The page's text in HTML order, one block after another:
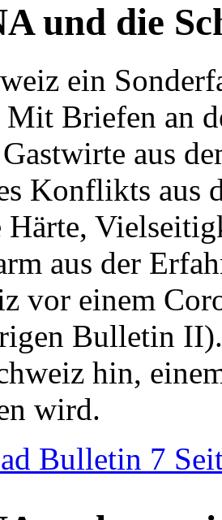
und die
ein
Briefen an
aus
Konflikts aus
Härte,
aus der
vor einem
Bulletin
hin,
wird.
Bulletin 7